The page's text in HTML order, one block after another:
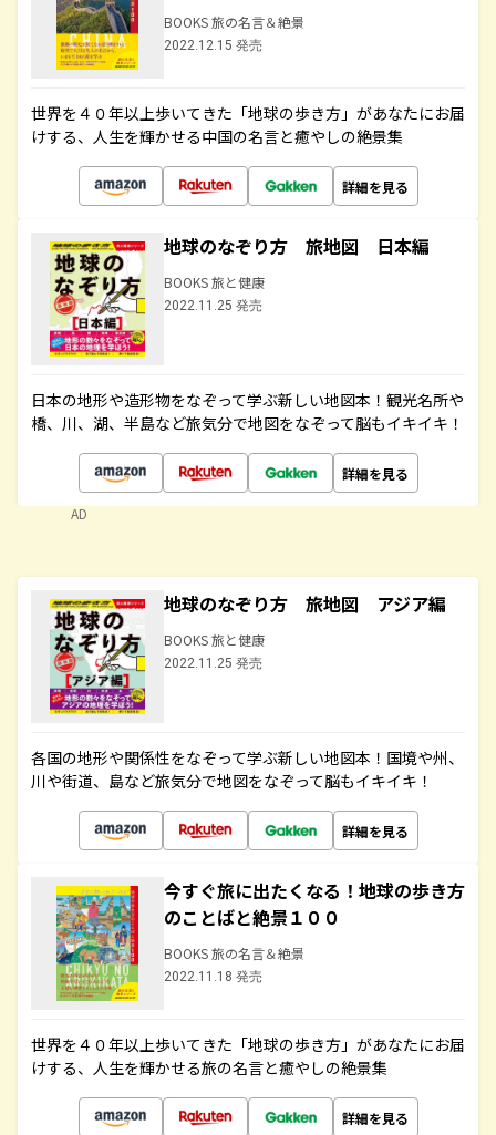
BOOKS 旅の名言＆絶景
2022.12.15 発売
世界を４０年以上歩いてきた「地球の歩き方」があなたにお届
けする、人生を輝かせる中国の名言と癒やしの絶景集
詳細を見る
地球のなぞり方 旅地図 日本編
BOOKS 旅と健康
2022.11.25 発売
日本の地形や造形物をなぞって学ぶ新しい地図本！観光名所や
橋、川、湖、半島など旅気分で地図をなぞって脳もイキイキ！
詳細を見る
AD
地球のなぞり方 旅地図 アジア編
BOOKS 旅と健康
2022.11.25 発売
各国の地形や関係性をなぞって学ぶ新しい地図本！国境や州、
川や街道、島など旅気分で地図をなぞって脳もイキイキ！
詳細を見る
今すぐ旅に出たくなる！地球の歩き方
のことばと絶景１００
BOOKS 旅の名言＆絶景
2022.11.18 発売
世界を４０年以上歩いてきた「地球の歩き方」があなたにお届
けする、人生を輝かせる旅の名言と癒やしの絶景集
詳細を見る